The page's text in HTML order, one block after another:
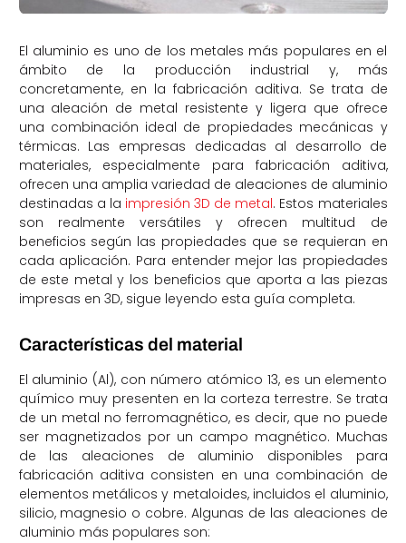
El aluminio es uno de los metales más populares en el
ámbito de la producción industrial y, más
concretamente, en la fabricación aditiva. Se trata de
una aleación de metal resistente y ligera que ofrece
una combinación ideal de propiedades mecánicas y
térmicas. Las empresas dedicadas al desarrollo de
materiales, especialmente para fabricación aditiva,
ofrecen una amplia variedad de aleaciones de aluminio
destinadas a la impresión 3D de metal. Estos materiales
son realmente versátiles y ofrecen multitud de
beneficios según las propiedades que se requieran en
cada aplicación. Para entender mejor las propiedades
de este metal y los beneficios que aporta a las piezas
impresas en 3D, sigue leyendo esta guía completa.
Características del material
El aluminio (Al), con número atómico 13, es un elemento
químico muy presenten en la corteza terrestre. Se trata
de un metal no ferromagnético, es decir, que no puede
ser magnetizados por un campo magnético. Muchas
de las aleaciones de aluminio disponibles para
fabricación aditiva consisten en una combinación de
elementos metálicos y metaloides, incluidos el aluminio,
silicio, magnesio o cobre. Algunas de las aleaciones de
aluminio más populares son: